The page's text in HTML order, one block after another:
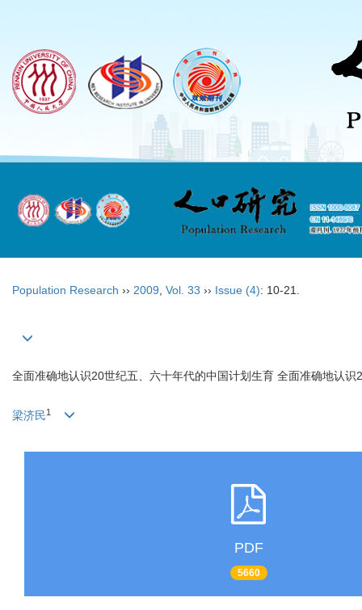
Population Research ›› 2009 Vol. 33 ›› Issue (4): 10-21.
全面准确地认识20世纪五、六十年代的中国计划生育 全面准确地认
梁济民1
PDF
5660